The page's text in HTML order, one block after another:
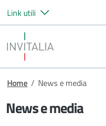
Salta al contenuto
Link utili
Invitalia
Briciole di pane
Home / News e media
News e media